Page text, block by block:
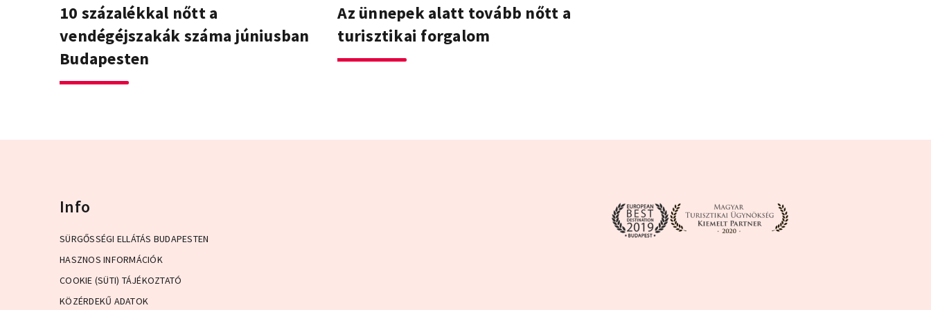
10 százalékkal nőtt a
vendégéjszakák száma júniusban
Budapesten
Az ünnepek alatt tovább nőtt a
turisztikai forgalom
Info
SÜRGŐSSÉGI ELLÁTÁS BUDAPESTEN
HASZNOS INFORMÁCIÓK
COOKIE (SÜTI) TÁJÉKOZTATÓ
KÖZÉRDEKŰ ADATOK